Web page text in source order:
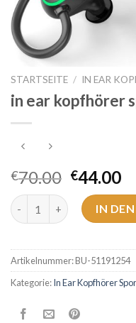
STARTSEITE / IN EAR
in ear kopfhörer
€70.00 €44.00
in ear kopfhörer sport
IN
Artikelnummer:BU-51191254
Kategorie:In Ear Kopfhörer